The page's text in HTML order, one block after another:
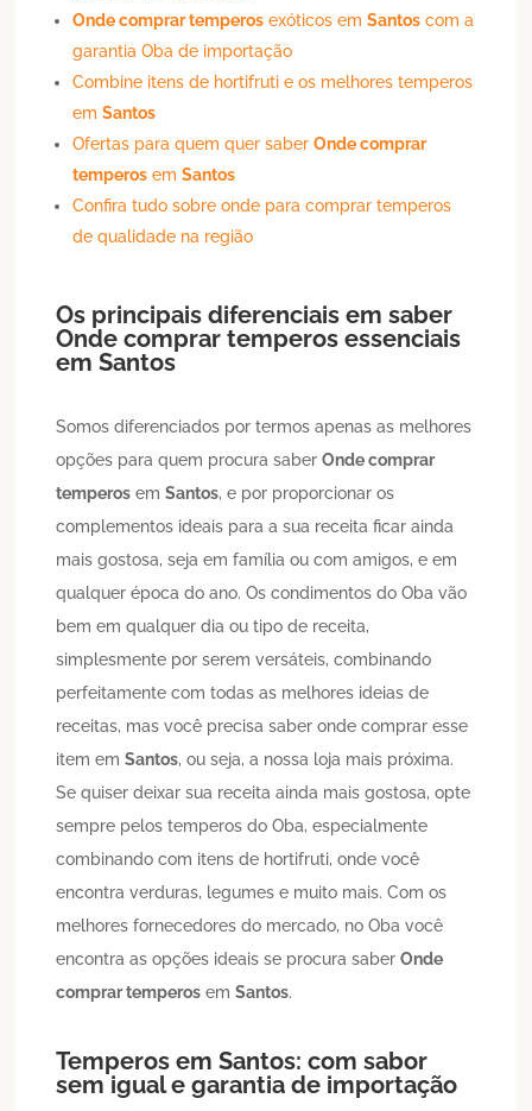
Onde comprar temperos exóticos emSantos com a
garantia Oba de importação
Combine itens de hortifruti e os melhores temperos
emSantos
Ofertas para quem quer saberOnde comprar
temperos emSantos
Confira tudo sobre onde para comprar temperos
de qualidade na região
Os principais diferenciais em saber
Onde comprar temperos essenciais
emSantos
Somos diferenciados por termos apenas as melhores
opções para quem procura saberOnde comprar
temperos emSantos, e por proporcionar os
complementos ideais para a sua receita ficar ainda
mais gostosa, seja em família ou com amigos, e em
qualquer época do ano. Os condimentos do Oba vão
bem em qualquer dia ou tipo de receita,
simplesmente por serem versáteis, combinando
perfeitamente com todas as melhores ideias de
receitas, mas você precisa saber onde comprar esse
item emSantos, ou seja, a nossa loja mais próxima.
Se quiser deixar sua receita ainda mais gostosa, opte
sempre pelos temperos do Oba, especialmente
combinando com itens de hortifruti, onde você
encontra verduras, legumes e muito mais. Com os
melhores fornecedores do mercado, no Oba você
encontra as opções ideais se procura saberOnde
comprar temperos emSantos.
Temperos emSantos: com sabor
sem igual e garantia de importação